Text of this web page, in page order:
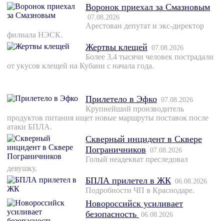
Воронок приехал за Смазновым
07.08.2026
Арестован депутат и экс-директор
филиала НЭСК.
Жертвы клещей 07.08.2026
Более 3,4 тысячи человек пострадали
от укусов клещей на Кубани с начала года.
Прилетело в Эфко 07.08.2026
Крупнейший производитель
продуктов питания ищет новые маршруты поставок после
атаки БПЛА.
Скверный инцидент в Сквере
Пограничников 07.08.2026
Голый неадекват преследовал
девушку.
БПЛА прилетел в ЖК 06.08.2026
Подробности ЧП в Краснодаре.
Новороссийск усиливает
безопасность 06.08.2026